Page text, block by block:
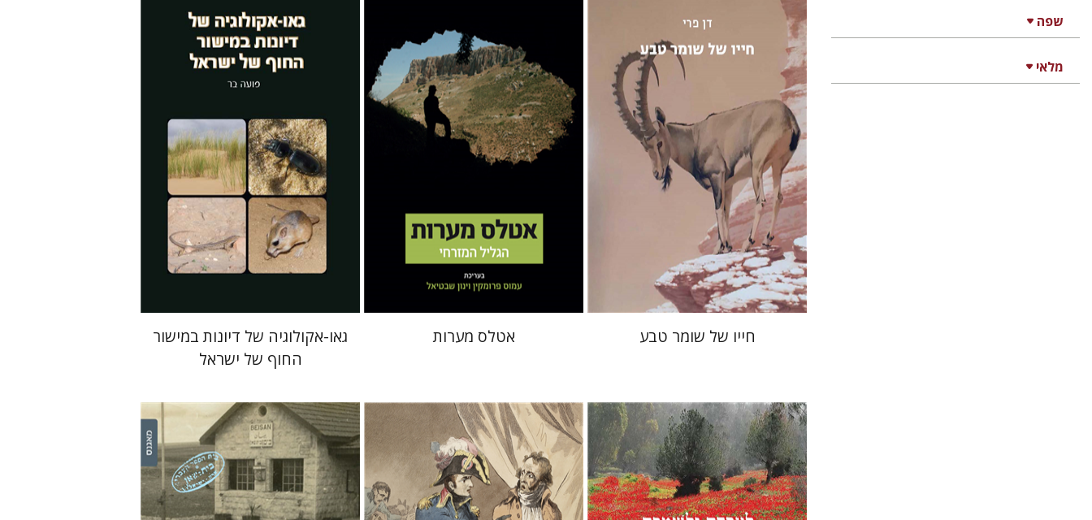
שפה
מלאי
הנחת אתר ספר מודפס
$54
$49
חייו של שומר טבע
עמוס פרומקין ינון שבטיאל
הנחת אתר ספר מודפס
$56
$50
אטלס מערות
פועה בר
הנחת אתר ספר מודפס
$46
$41
גאו-אקולוגיה של דיונות במישור
החוף של ישראל
עוזי פז יהושע בן-אריה ראובן גפני